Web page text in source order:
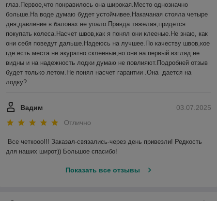
глаз.Первое,что понравилось она широкая.Место однозначно
больше.На воде думаю будет устойчивее.Накачаная стояла четыре
дня,давление в балонах не упало.Правда тяжелая,придется
покупать колеса.Насчет швов,как я понял они клееные.Не знаю, как
они себя поведут дальше.Надеюсь на лучшее.По качеству швов,кое
где есть места не акуратно склееные,но они на первый взгляд не
видны и на надежность лодки думаю не повлияют.Подробней отзыв
будет только летом.Не понял насчет гарантии .Она  дается на
лодку?
03.07.2025
Вадим
Отлично
Все четкооо!!! Заказал-связались-через день привезли! Редкость
для наших широт)) Большое спасибо!
Показать все отзывы